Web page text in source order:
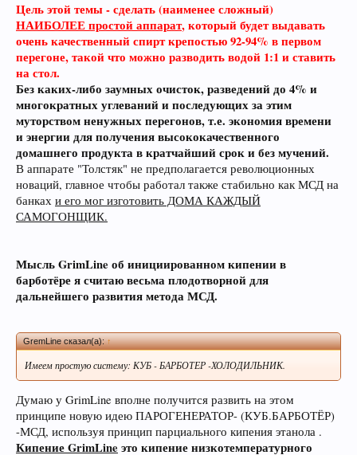
Кофе оказывает воздействие на
преждевременное старение человека и
способствует развитию онкозаболеваний. Пиво
же наоборот защищает ДНК.
Пиво может оказать положительное действие
при сердечно-сосудистых заболеваниях и
служить средством их профилактики
Цель этой темы - сделать (наименее сложный)
НАИБОЛЕЕ простой аппарат, который будет выдавать
очень качественный спирт крепостью 92-94% в первом
перегоне, такой что можно разводить водой 1:1 и ставить
на стол.
Без каких-либо заумных очисток, разведений до 4% и
многократных углеваний и последующих за этим
муторством ненужных перегонов, т.е. экономия времени
и энергии для получения высококачественного
домашнего продукта в кратчайший срок и без мучений.
В аппарате "Толстяк" не предполагается революционных
новаций, главное чтобы работал также стабильно как МСД на
банках и его мог изготовить ДОМА КАЖДЫЙ
САМОГОНЩИК.
Мысль GrimLine об инициированном кипении в
барботёре я считаю весьма плодотворной для
дальнейшего развития метода МСД.
GremLine сказал(а):↑
Имеем простую систему: КУБ - БАРБОТЕР -ХОЛОДИЛЬНИК.
Думаю у GrimLine вполне получится развить на этом
принципе новую идею ПАРОГЕНЕРАТОР- (КУБ.БАРБОТЁР)
-МСД, используя принцип парциального кипения этанола .
КипениеGrimLine это кипение низкотемпературного